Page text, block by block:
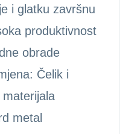
i glatku završnu
produktivnost
obrade
Čelik i
metal